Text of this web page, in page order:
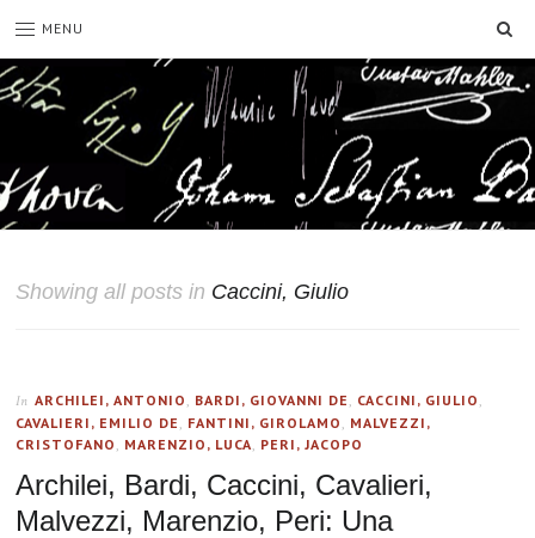
MENU
Showing all posts in Caccini, Giulio
In ARCHILEI, ANTONIO , BARDI, GIOVANNI DE , CACCINI, GIULIO ,
CAVALIERI, EMILIO DE , FANTINI, GIROLAMO , MALVEZZI,
CRISTOFANO , MARENZIO, LUCA, PERI, JACOPO
Archilei, Bardi, Caccini, Cavalieri,
Malvezzi, Marenzio, Peri: Una